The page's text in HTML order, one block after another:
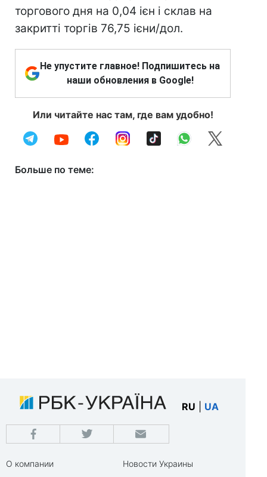
торгового дня на 0,04 ієн і склав на
закритті торгів 76,75 ієни/дол.
Не упустите главное! Подпишитесь на
наши обновления в Google!
Или читайте нас там, где вам удобно!
Больше по теме:
RU UA
О компании
Новости Украины